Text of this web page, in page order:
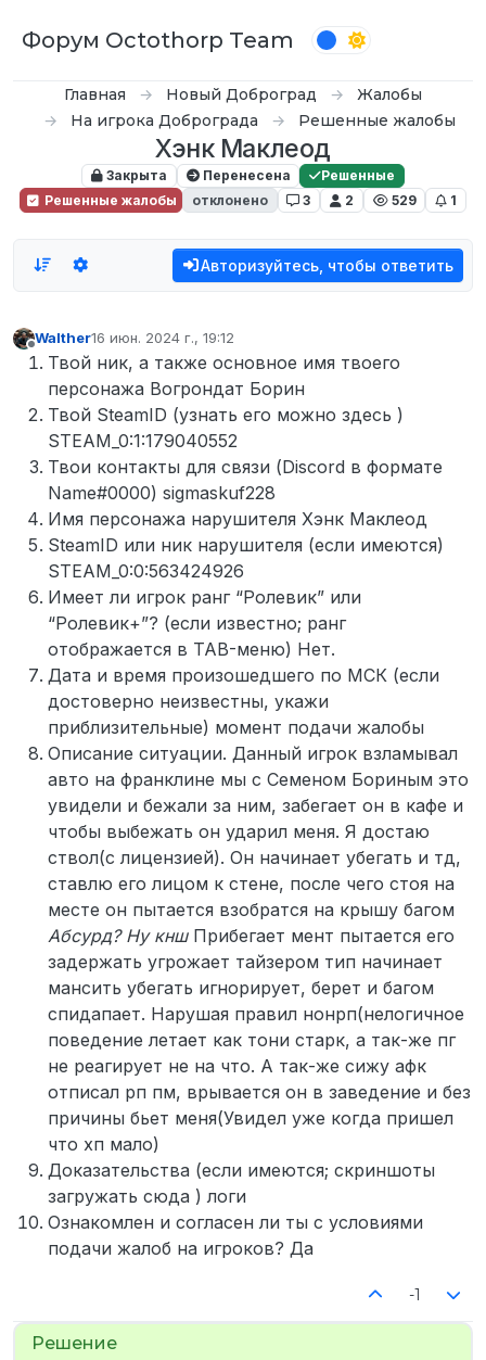
Форум Octothorp Team
Главная Новый Доброград
Жалобы
На игрока Доброграда
Решенные жалобы
Хэнк Маклеод
Закрыта Перенесена
Решенные
Решенные жалобы
отклонено 3 2 529 1
Авторизуйтесь, чтобы ответить
Не в сети
Walther16 июн. 2024 г., 19:12
отредактировано
Твой ник, а также основное имя твоего
персонажа Вогрондат Борин
Твой SteamID (узнать его можно здесь )
STEAM_0:1:179040552
Твои контакты для связи (Discord в формате
Name#0000) sigmaskuf228
Имя персонажа нарушителя Хэнк Маклеод
SteamID или ник нарушителя (если имеются)
STEAM_0:0:563424926
Имеет ли игрок ранг “Ролевик” или
“Ролевик+”? (если известно; ранг
отображается в TAB-меню) Нет.
Дата и время произошедшего по МСК (если
достоверно неизвестны, укажи
приблизительные) момент подачи жалобы
Описание ситуации. Данный игрок взламывал
авто на франклине мы с Семеном Бориным это
увидели и бежали за ним, забегает он в кафе и
чтобы выбежать он ударил меня. Я достаю
ствол(с лицензией). Он начинает убегать и тд,
ставлю его лицом к стене, после чего стоя на
месте он пытается взобратся на крышу багом
Абсурд? Ну кншПрибегает мент пытается его
задержать угрожает тайзером тип начинает
мансить убегать игнорирует, берет и багом
спидапает. Нарушая правил нонрп(нелогичное
поведение летает как тони старк, а так-же пг
не реагирует не на что. А так-же сижу афк
отписал рп пм, врывается он в заведение и без
причины бьет меня(Увидел уже когда пришел
что хп мало)
Доказательства (если имеются; скриншоты
загружать сюда ) логи
Ознакомлен и согласен ли ты с условиями
подачи жалоб на игроков? Да
-1